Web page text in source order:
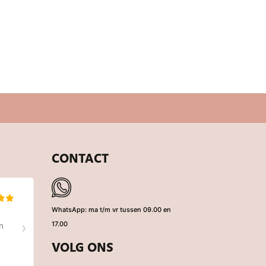
CONTACT
WhatsApp: ma t/m vr tussen 09.00 en
17.00
VOLG ONS